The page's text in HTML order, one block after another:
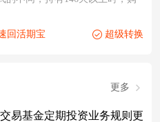
回活期宝 超级转换
更多
易基金定期投资业务规则更